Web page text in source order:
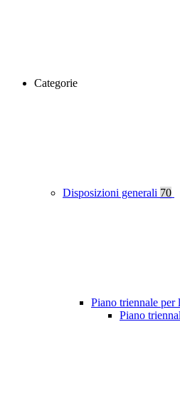
Categorie
Disposizioni generali 70
Piano triennale per
Piano